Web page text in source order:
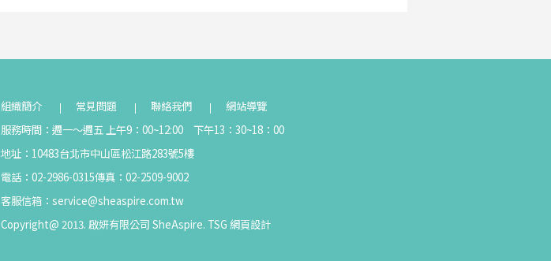
組織簡介 常見問題 聯絡我們
網站導覽
服務時間：週一～週五 上午9：00~12:00 下午13：30~18：00
地址：10483台北市中山區松江路283號5樓
電話：02-2986-0315傳真：02-2509-9002
客服信箱： service@sheaspire.com.tw
Copyright@ 2013. 啟妍有限公司 SheAspire. TSG 網頁設計